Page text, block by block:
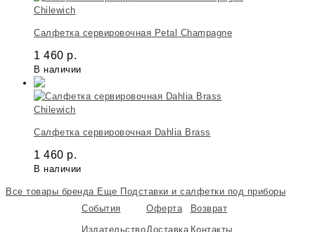
Chilewich
Салфетка сервировочная Petal Champagne
1 460 р.
В наличии
Chilewich
Салфетка сервировочная Dahlia Brass
1 460 р.
В наличии
Все товары бренда Еще Подставки и салфетки под приборы
События
Издательство
Оферта
Доставка
Возврат
Контакты